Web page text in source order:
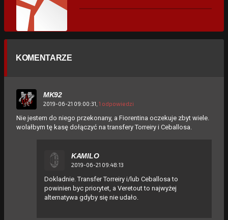
KOMENTARZE
MK92
2019-06-21 09:00:31, 1 odpowiedzi
Nie jestem do niego przekonany, a Fiorentina oczekuje zbyt wiele.
wolałbym tę kasę dołączyć na transfery Torreiry i Ceballosa.
KAMILO
2019-06-21 09:48:13
Dokladnie. Transfer Torreiry i/lub Ceballosa to
powinien byc priorytet, a Veretout to najwyżej
alternatywa gdyby się nie udało.